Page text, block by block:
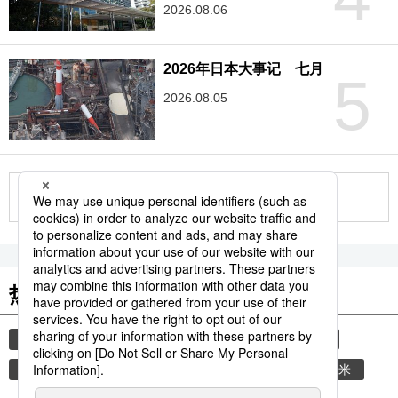
2026.08.06
5
2026年日本大事记 七月
2026.08.05
更多
热门关键词
饮食 中国 家庭 日语 健康与医疗
老龄化社会 大米